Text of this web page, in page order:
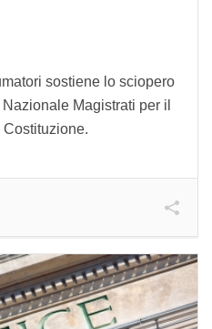
sostiene lo sciopero
Magistrati per il
Costituzione.